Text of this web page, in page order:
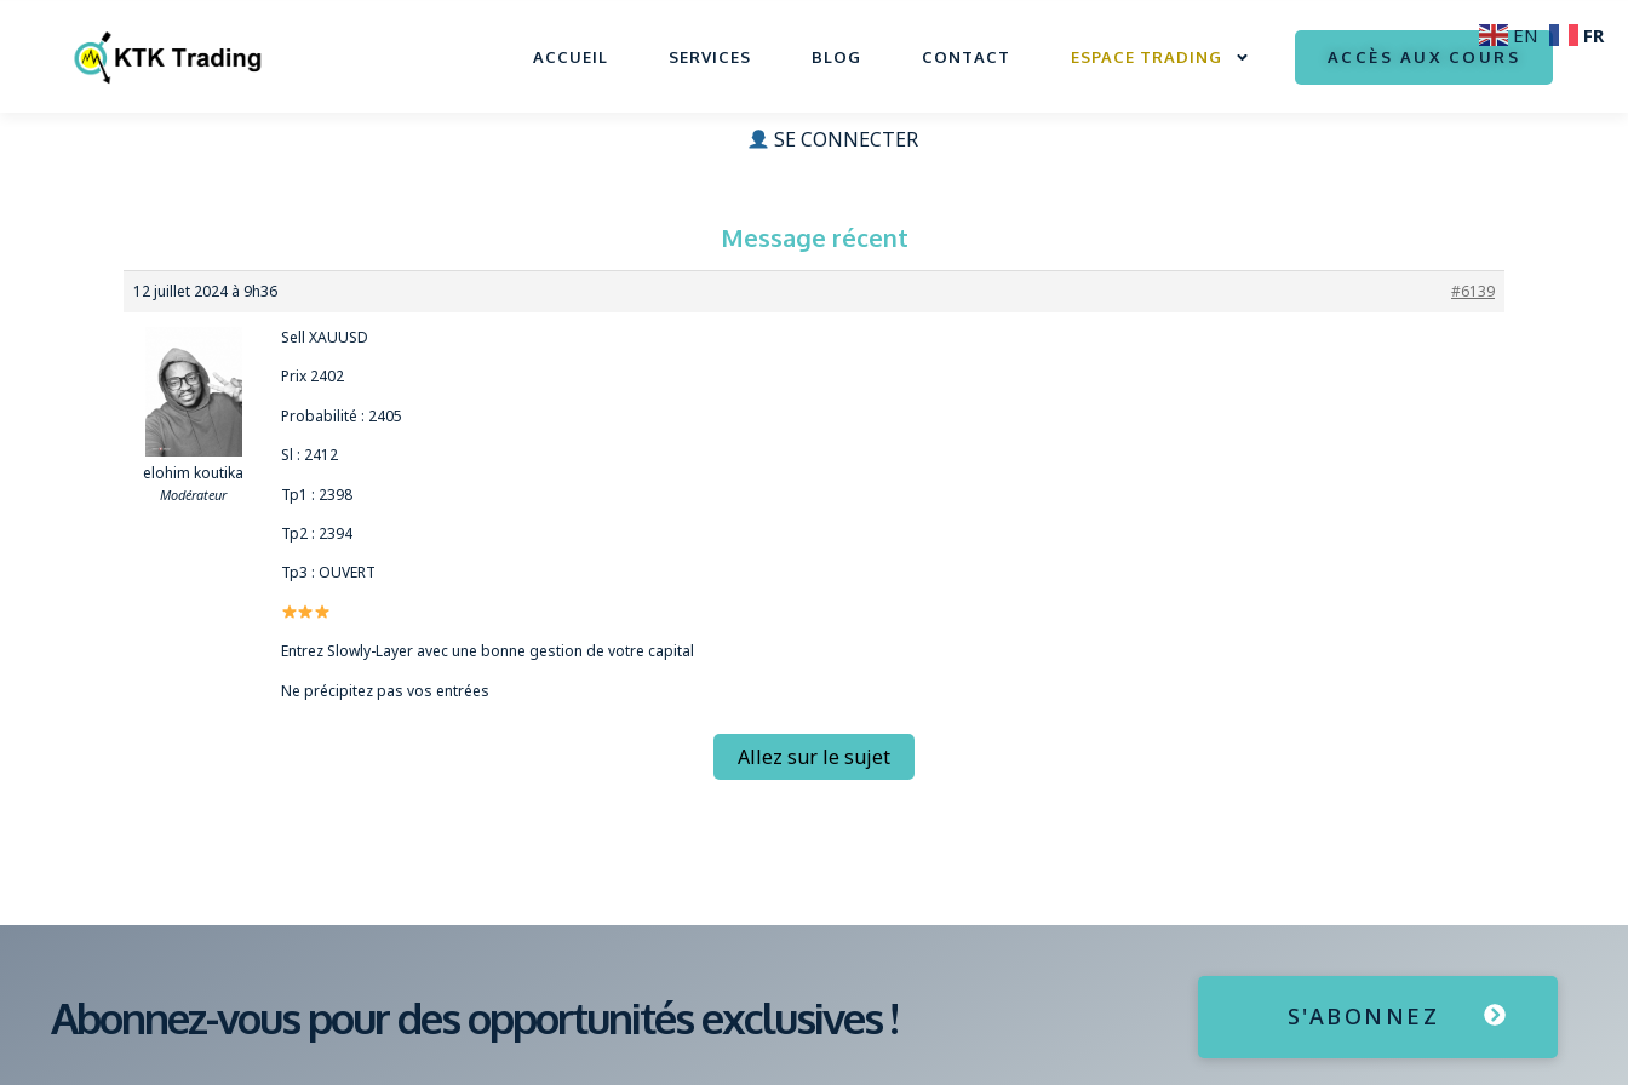
ACCUEIL SERVICES BLOG CONTACT ESPACE TRADING ACCÈS AUX COURS
SE CONNECTER
Message récent
12 juillet 2024 à 9h36 #6139
elohim koutika
Modérateur
Sell XAUUSD
Prix 2402
Probabilité : 2405
Sl : 2412
Tp1 : 2398
Tp2 : 2394
Tp3 : OUVERT
Entrez Slowly-Layer avec une bonne gestion de votre capital
Ne précipitez pas vos entrées
Allez sur le sujet
Abonnez-vous pour des opportunités exclusives ! S'ABONNEZ
EN FR